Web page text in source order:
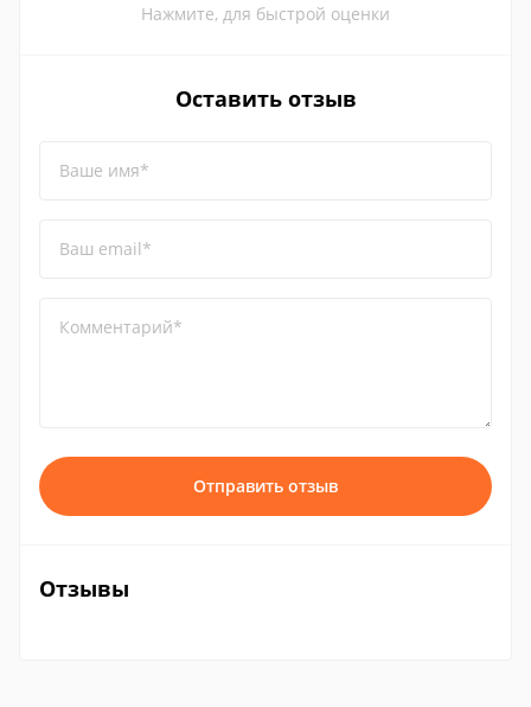
Нажмите, для быстрой оценки
Оставить отзыв
Ваше имя*
Ваш email*
Комментарий*
Отправить отзыв
Отзывы